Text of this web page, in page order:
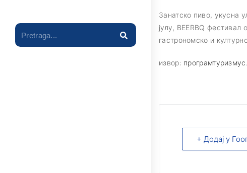
Pretraga...
Занатско пиво, укусна
јулу, BEERBQ
гастрономско и
извор:
+ Додај у